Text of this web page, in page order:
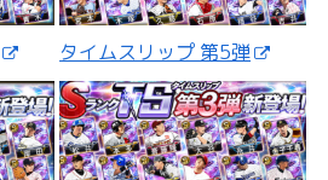
タイムスリップ 第5弾